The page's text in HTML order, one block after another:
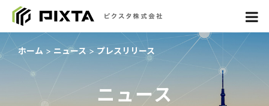
ホーム ニュース プレスリリース
ニュース